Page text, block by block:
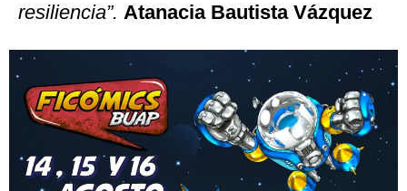
resiliencia”. Atanacia Bautista Vázquez